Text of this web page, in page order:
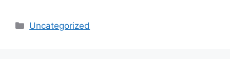
Kategorier
Uncategorized